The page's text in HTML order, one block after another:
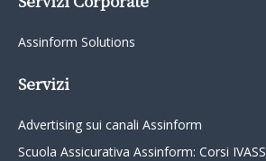
Assinform Solutions
Servizi
Advertising sui canali Assinform
Scuola Assicurativa Assinform: Corsi IVASS